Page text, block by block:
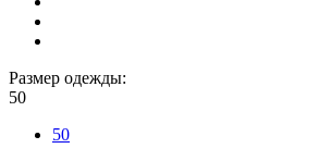
Размер одежды:
50
50